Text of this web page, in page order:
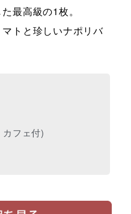
最高級の1枚。
トと珍しいナポリバ
フェ付)